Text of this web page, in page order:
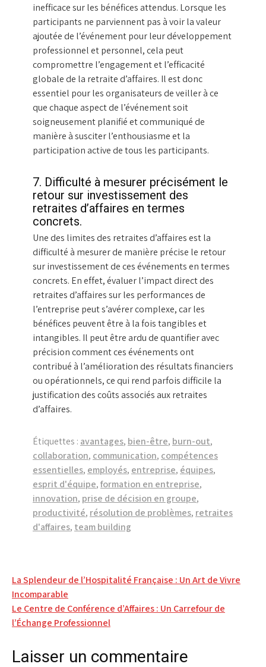
inefficace sur les bénéfices attendus. Lorsque les
participants ne parviennent pas à voir la valeur
ajoutée de l’événement pour leur développement
professionnel et personnel, cela peut
compromettre l’engagement et l’efficacité
globale de la retraite d’affaires. Il est donc
essentiel pour les organisateurs de veiller à ce
que chaque aspect de l’événement soit
soigneusement planifié et communiqué de
manière à susciter l’enthousiasme et la
participation active de tous les participants.
7. Difficulté à mesurer précisément le
retour sur investissement des
retraites d’affaires en termes
concrets.
Une des limites des retraites d’affaires est la
difficulté à mesurer de manière précise le retour
sur investissement de ces événements en termes
concrets. En effet, évaluer l’impact direct des
retraites d’affaires sur les performances de
l’entreprise peut s’avérer complexe, car les
bénéfices peuvent être à la fois tangibles et
intangibles. Il peut être ardu de quantifier avec
précision comment ces événements ont
contribué à l’amélioration des résultats financiers
ou opérationnels, ce qui rend parfois difficile la
justification des coûts associés aux retraites
d’affaires.
Étiquettes : avantages, bien-être, burn-out,
collaboration, communication, compétences
essentielles, employés, entreprise, équipes,
esprit d'équipe,formation en entreprise,
innovation, prise de décision en groupe,
productivité, résolution de problèmes, retraites
d'affaires, team building
Navigation
de
l’article
La Splendeur de l’Hospitalité Française : Un Art de Vivre
Incomparable
Le Centre de Conférence d’Affaires : Un Carrefour de
l’Échange Professionnel
Laisser un commentaire